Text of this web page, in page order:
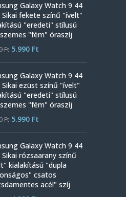
Galaxy Watch 9 44
fekete színű "ívelt"
"eredeti" stílusú
"fém" óraszíj
Ft 5.990 Ft
Galaxy Watch 9 44
ezüst színű "ívelt"
"eredeti" stílusú
"fém" óraszíj
Ft 5.990 Ft
Galaxy Watch 9 44
rózsaarany színű
kialakítású "dupla
csatos
acél" szíj